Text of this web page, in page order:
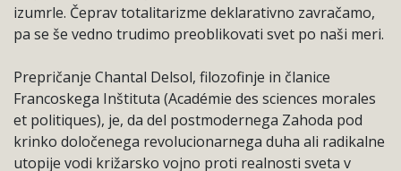
izumrle. Čeprav totalitarizme deklarativno zavračamo,
pa se še vedno trudimo preoblikovati svet po naši meri.
Prepričanje Chantal Delsol, filozofinje in članice
Francoskega Inštituta (Académie des sciences morales
et politiques), je, da del postmodernega Zahoda pod
krinko določenega revolucionarnega duha ali radikalne
utopije vodi križarsko vojno proti realnosti sveta v